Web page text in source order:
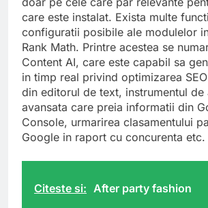
care este instalat. Exista multe
configuratii posibile ale modulelor
Rank Math. Printre acestea se
Content AI, care este capabil sa
in timp real privind optimizarea
din editorul de text, instrumentul de
avansata care preia informatii din
Console, urmarirea clasamentului
Google in raport cu concurenta etc.
Citeste si: After party fashion